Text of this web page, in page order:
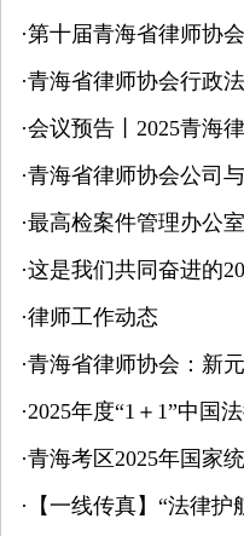
·第十届青海省律师协
·青海省律师协会行政
·会议预告丨2025青海
·青海省律师协会公司
·最高检案件管理办公
·这是我们共同奋进的
·律师工作动态
·青海省律师协会：新
·2025年度“1＋1”中国
·青海考区2025年国家
· 【一线传真】“法律